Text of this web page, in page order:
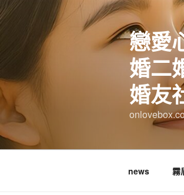
跳
至
容
戀愛
婚二
婚友
news 霧